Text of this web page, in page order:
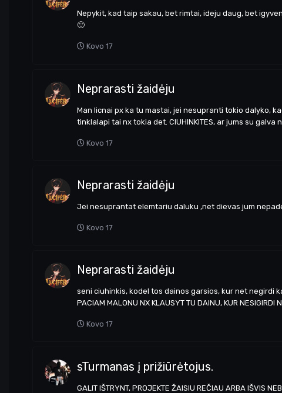
Nepykit, kad taip sakau, bet rimtai, ideju daug, bet
🙂
Kovo 17
Neprarasti žaidėju
Man licnai px ka tu mastai, jei nesupranti tokio dalyko,
tinklalapi tai nx tokia det. CIUHINKITES, ar jums su
Kovo 17
Neprarasti žaidėju
Jei nesuprantat elemtariu daluku ,net dievas jum
Kovo 17
Neprarasti žaidėju
seni ciuhinkis, kodel tos dainos garsios, kur net negirdi ka
PACIAM MALONU NX KLAUSYT TU DAINU, KUR NESIGIRDI
Kovo 17
sTurmanas į prižiūrėtojus.
GALIT IŠTRYNT, PROJEKTE ŽAISIU REČIAU ARBA IŠVIS